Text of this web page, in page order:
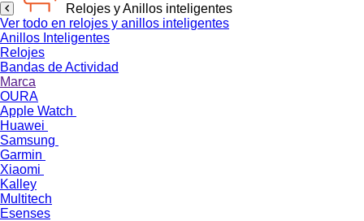
Relojes y Anillos inteligentes
Ver todo en relojes y anillos inteligentes
Anillos Inteligentes
Relojes
Bandas de Actividad
Marca
OURA
Apple Watch
Huawei
Samsung
Garmin
Xiaomi
Kalley
Multitech
Esenses